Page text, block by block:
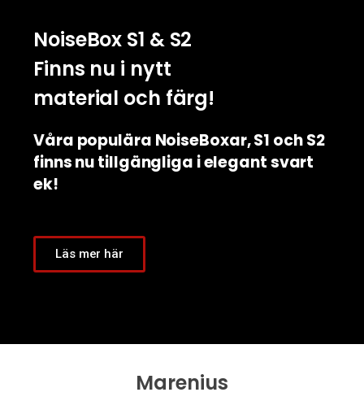
NoiseBox S1 & S2
Finns nu i nytt
material och färg!
Våra populära NoiseBoxar, S1 och S2
finns nu tillgängliga i elegant svart
ek!
Läs mer här
Marenius